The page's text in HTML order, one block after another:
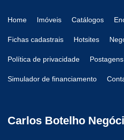
Home Imóveis Catálogos
Fichas cadastrais Hotsites
Política de privacidade Postagens
Simulador de financiamento
Carlos Botelho